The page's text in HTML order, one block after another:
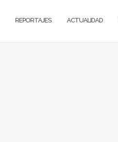
REPORTAJES ACTUALIDAD